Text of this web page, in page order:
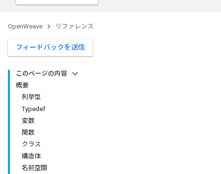
OpenWeave リファレンス
フィードバックを送信
このページの内容
概要
列挙型
Typedef
変数
関数
クラス
構造体
名前空間